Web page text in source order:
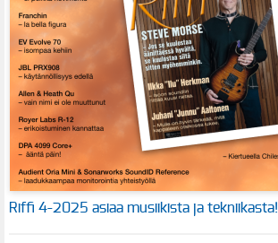
Riffi 4-2025 asiaa musiikista ja tekniikasta!